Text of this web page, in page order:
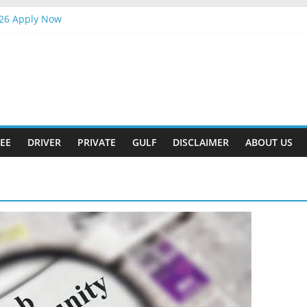
Apply Now
DRIVER PRIVATE GULF DISCLAIMER ABOUT US